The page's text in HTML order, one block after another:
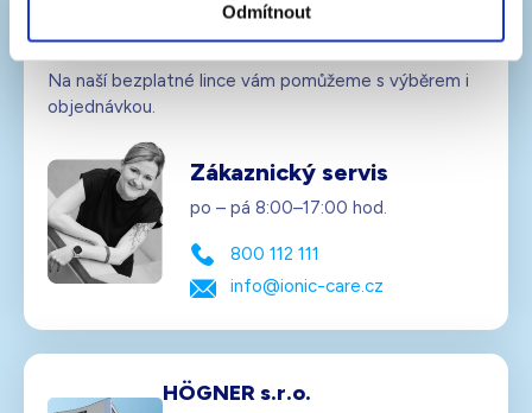
Odmítnout
Zavolejte nám zdarma
Na naší bezplatné lince vám pomůžeme s výběrem i
objednávkou.
Zákaznický servis
po – pá 8:00–17:00 hod.
800 112 111
info@ionic-care.cz
HÖGNER s.r.o.